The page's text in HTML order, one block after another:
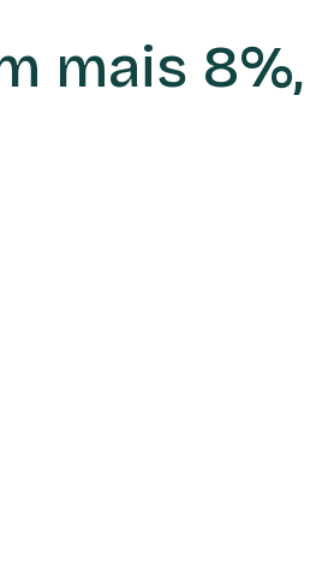
mais 8%,